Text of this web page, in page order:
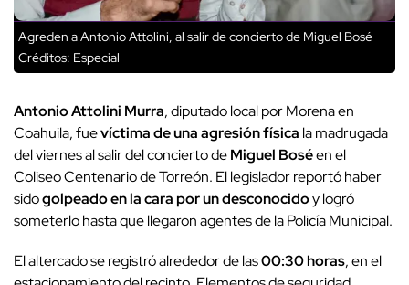
Agreden a Antonio Attolini, al salir de concierto de Miguel Bosé
Créditos: Especial
Antonio Attolini Murra, diputado local por Morena en
Coahuila, fuevíctima de una agresión física la madrugada
del viernes al salir del concierto deMiguel Boséen el
Coliseo Centenario de Torreón. El legislador reportó haber
sidogolpeado en la cara por un desconocidoy logró
someterlo hasta que llegaron agentes de la Policía Municipal.
El altercado se registró alrededor de las00:30 horas, en el